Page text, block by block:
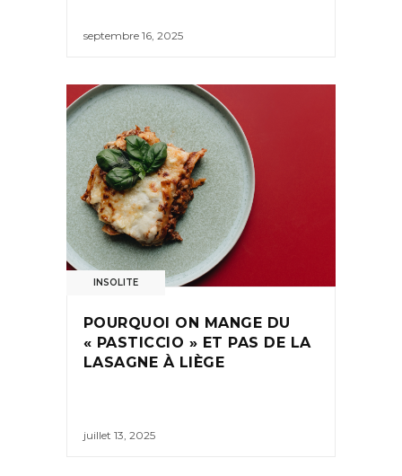
septembre 16, 2025
INSOLITE
POURQUOI ON MANGE DU
« PASTICCIO » ET PAS DE LA
LASAGNE À LIÈGE
juillet 13, 2025